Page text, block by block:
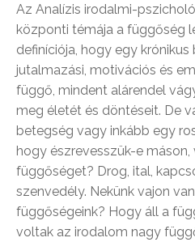
Az Analízis irodalmi-
központi témája a függőség
definíciója, hogy egy
jutalmazási, motivációs és
függő, mindent alárendel
meg életét és döntéseit. De
betegség vagy inkább egy
hogy észrevesszük-e
függőséget? Drog, ital,
szenvedély. Nekünk vajon
függőségeink? Hogy áll a
voltak az irodalom nagy